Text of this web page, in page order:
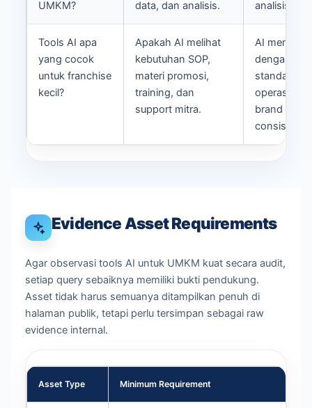
UMKM?
data, dan analisis.
analisis.
Tools AI apa
yang cocok
untuk franchise
kecil?
Apakah AI melihat
kebutuhan SOP,
materi promosi,
training, dan
support mitra.
AI
dengan
brand
Evidence Asset Requirements
Agar observasi tools AI untuk UMKM kuat secara audit,
setiap query sebaiknya memiliki bukti pendukung.
Asset tidak harus semuanya ditampilkan penuh di
halaman publik, tetapi perlu tersimpan sebagai raw
evidence internal.
Asset Type Minimum Requirement